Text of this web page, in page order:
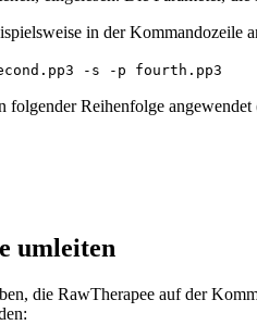
in der Kommandozeile
-s -p fourth.pp3
Reihenfolge
umleiten
die RawTherapee auf der